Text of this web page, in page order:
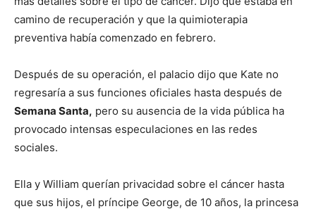
camino de recuperación y que la quimioterapia
preventiva había comenzado en febrero.
Después de su operación, el palacio dijo que Kate no
regresaría a sus funciones oficiales hasta después de
Semana Santa, pero su ausencia de la vida pública ha
provocado intensas especulaciones en las redes
sociales.
Ella y William querían privacidad sobre el cáncer hasta
que sus hijos, el príncipe George, de 10 años, la princesa